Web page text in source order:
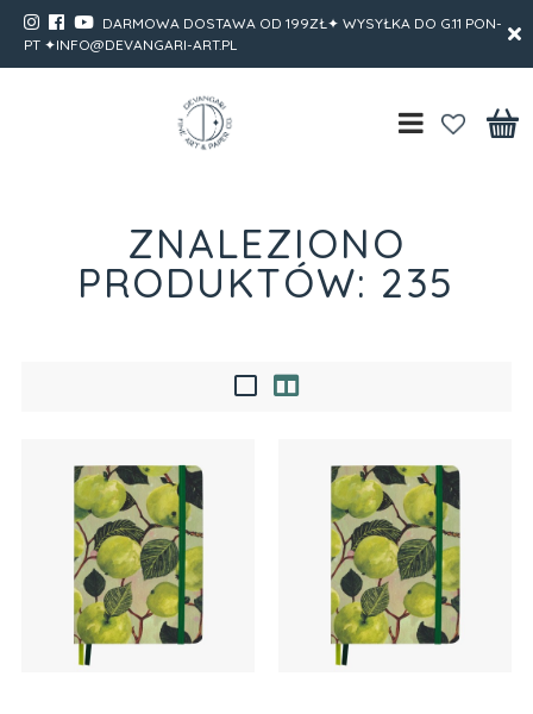
DARMOWA DOSTAWA OD 199ZŁ✦ WYSYŁKA DO G.11 PON-
PT ✦INFO@DEVANGARI-ART.PL
ZNALEZIONO
PRODUKTÓW: 235